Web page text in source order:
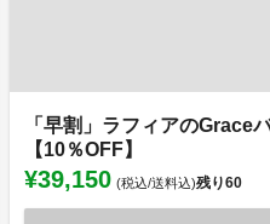
「早割」ラフィアのGrace
【10％OFF】
¥39,150 (税込/送料込)残り60